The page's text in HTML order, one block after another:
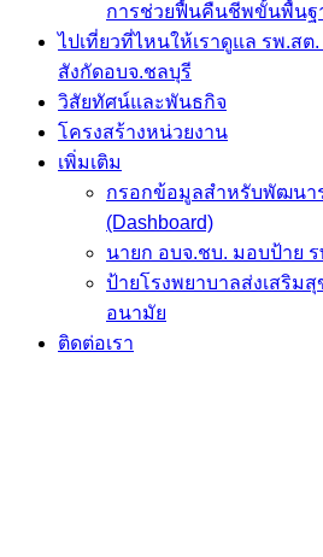
การช่วยฟื้นคืนชีพขั้นพื้นฐ
ไปเที่ยวที่ไหนให้เราดูแล รพ.ส
สังกัดอบจ.ชลบุรี
วิสัยทัศน์และพันธกิจ
โครงสร้างหน่วยงาน
เพิ่มเติม
กรอกข้อมูลสำหรับพัฒนา
(Dashboard)
นายก อบจ.ชบ. มอบป้าย
ป้ายโรงพยาบาลส่งเสริม
อนามัย
ติดต่อเรา